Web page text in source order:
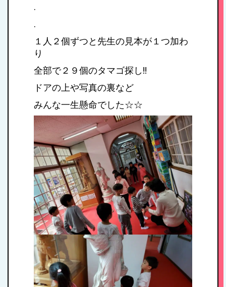
施設紹介・園概要
入園案内
アクセス
お問い合わせ
病児保育について
.
.
１人２個ずつと先生の見本が１つ加わ
り
全部で２９個のタマゴ探し!!
ドアの上や写真の裏など
みんな一生懸命でした☆☆